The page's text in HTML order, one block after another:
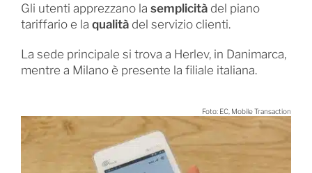
Gli utenti apprezzano la semplicitàdel piano
tariffario e la qualitàdel servizio clienti.
La sede principale si trova a Herlev, in Danimarca,
mentre a Milano è presente la filiale italiana.
Foto: EC, Mobile Transaction